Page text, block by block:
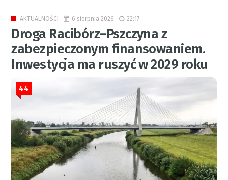
AKTUALNOŚCI 6 sierpnia 2026 22:17
Droga Racibórz–Pszczyna z
zabezpieczonym finansowaniem.
Inwestycja ma ruszyć w 2029 roku
44